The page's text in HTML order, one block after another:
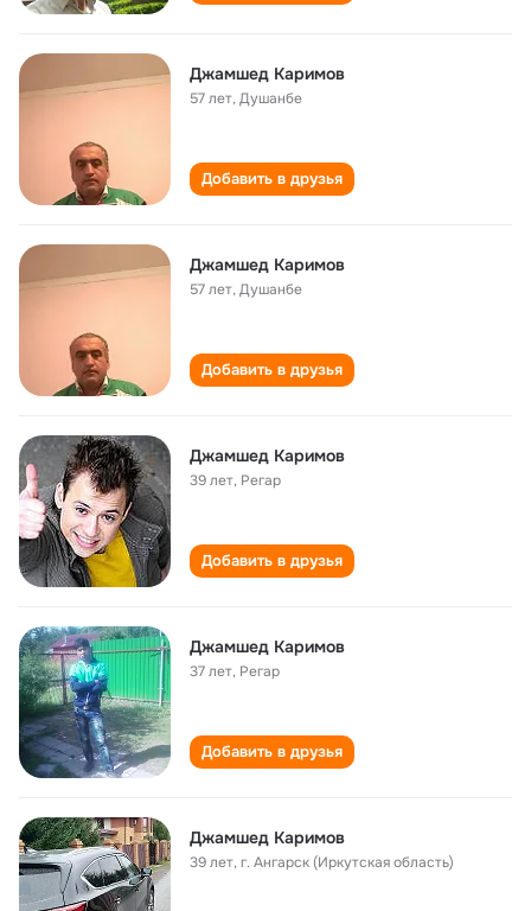
Джамшед Каримов
57 лет,Душанбе
Добавить в друзья
Джамшед Каримов
57 лет,Душанбе
Добавить в друзья
Джамшед Каримов
39 лет, Регар
Добавить в друзья
Джамшед Каримов
37 лет, Регар
Добавить в друзья
Джамшед Каримов
39 лет,г. Ангарск (Иркутская область)